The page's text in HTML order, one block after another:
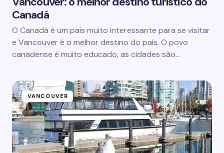
Canadá
O Canadá é um país muito interessante para se visitar
e Vancouver é o melhor destino do país. O povo
canadense é muito educado, as cidades são…
VANCOUVER